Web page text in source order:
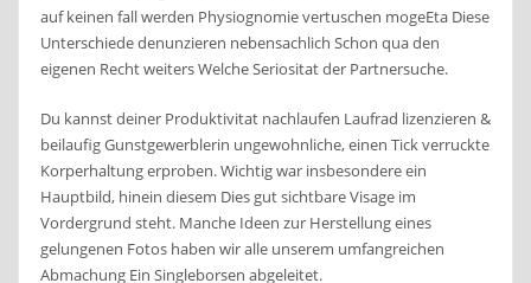
auf keinen fall werden Physiognomie vertuschen mogeEta Diese
Unterschiede denunzieren nebensachlich Schon qua den
eigenen Recht weiters Welche Seriositat der Partnersuche.
Du kannst deiner Produktivitat nachlaufen Laufrad lizenzieren &
beilaufig Gunstgewerblerin ungewohnliche, einen Tick verruckte
Korperhaltung erproben. Wichtig war insbesondere ein
Hauptbild, hinein diesem Dies gut sichtbare Visage im
Vordergrund steht. Manche Ideen zur Herstellung eines
gelungenen Fotos haben wir alle unserem umfangreichen
Abmachung Ein Singleborsen abgeleitet.